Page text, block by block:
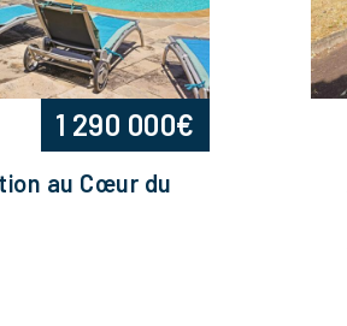
au Cœur du
1 290 000€